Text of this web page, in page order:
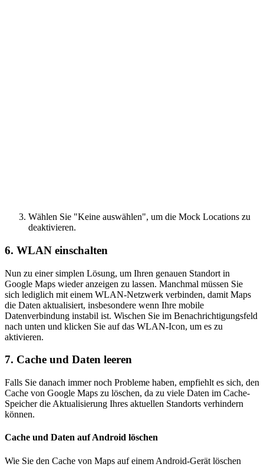
Wählen Sie "Keine auswählen", um die Mock Locations zu
deaktivieren.
6. WLAN einschalten
Nun zu einer simplen Lösung, um Ihren genauen Standort in
Google Maps wieder anzeigen zu lassen. Manchmal müssen Sie
sich lediglich mit einem WLAN-Netzwerk verbinden, damit Maps
die Daten aktualisiert, insbesondere wenn Ihre mobile
Datenverbindung instabil ist. Wischen Sie im Benachrichtigungsfeld
nach unten und klicken Sie auf das WLAN-Icon, um es zu
aktivieren.
7. Cache und Daten leeren
Falls Sie danach immer noch Probleme haben, empfiehlt es sich, den
Cache von Google Maps zu löschen, da zu viele Daten im Cache-
Speicher die Aktualisierung Ihres aktuellen Standorts verhindern
können.
Cache und Daten auf Android löschen
Wie Sie den Cache von Maps auf einem Android-Gerät löschen